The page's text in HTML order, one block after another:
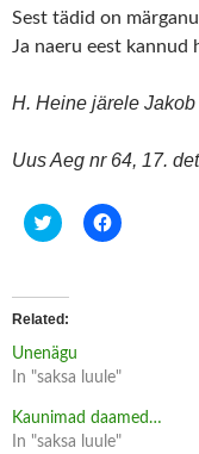
Sest tädid on
Ja naeru eest kannud
H. Heine järele Jakob
Uus Aeg nr 64, 17.
C
l
t
o
s
h
a
r
e
n
T
C
l
r
e
n
F
Related
Unenägu
In "saksa luule"
Kaunimad daamed…
In "saksa luule"